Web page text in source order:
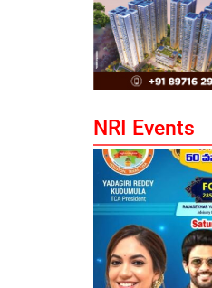
NRI Events